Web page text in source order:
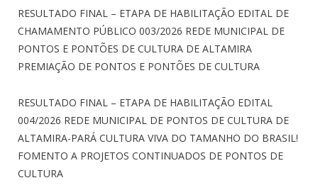
RESULTADO FINAL – ETAPA DE HABILITAÇÃO EDITAL DE
CHAMAMENTO PÚBLICO 003/2026 REDE MUNICIPAL DE
PONTOS E PONTÕES DE CULTURA DE ALTAMIRA
PREMIAÇÃO DE PONTOS E PONTÕES DE CULTURA
RESULTADO FINAL – ETAPA DE HABILITAÇÃO EDITAL
004/2026 REDE MUNICIPAL DE PONTOS DE CULTURA DE
ALTAMIRA-PARÁ CULTURA VIVA DO TAMANHO DO BRASIL!
FOMENTO A PROJETOS CONTINUADOS DE PONTOS DE
CULTURA